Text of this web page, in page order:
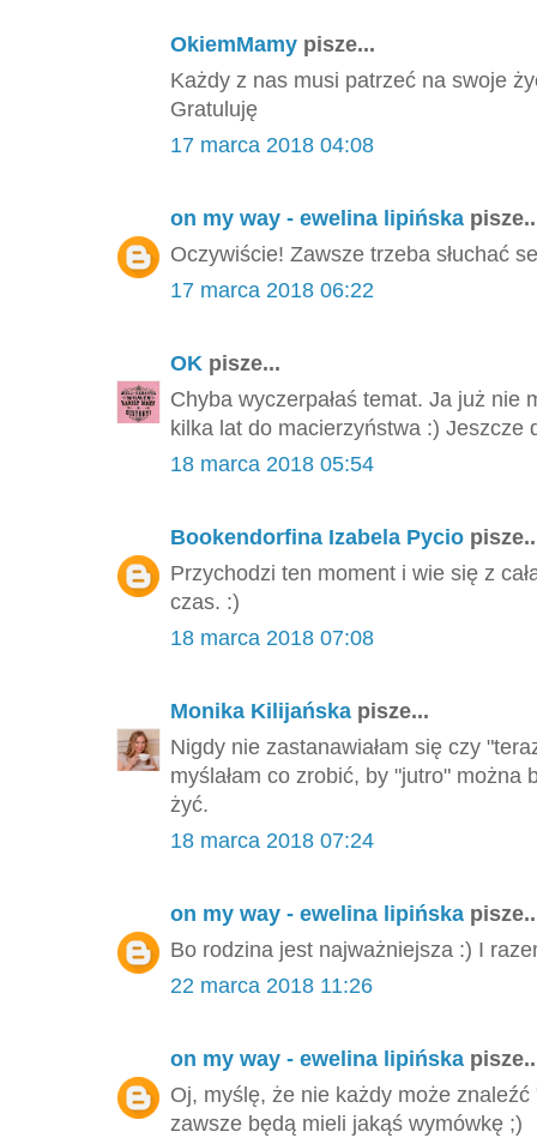
OkiemMamy pisze...
Każdy z nas musi patrzeć na swoje
Gratuluję
17 marca 2018 04:08
on my way - ewelina lipińska
Oczywiście! Zawsze trzeba słuchać
17 marca 2018 06:22
OK pisze...
Chyba wyczerpałaś temat. Ja już nie
kilka lat do macierzyństwa :) Jeszcze
18 marca 2018 05:54
Bookendorfina Izabela Pycio
Przychodzi ten moment i wie się z
czas. :)
18 marca 2018 07:08
Monika Kilijańska pisze...
Nigdy nie zastanawiałam się czy
myślałam co zrobić, by "jutro" można
żyć.
18 marca 2018 07:24
on my way - ewelina lipińska
Bo rodzina jest najważniejsza :) I
22 marca 2018 11:26
on my way - ewelina lipińska
Oj, myślę, że nie każdy może
zawsze będą mieli jakąś wymówkę ;)